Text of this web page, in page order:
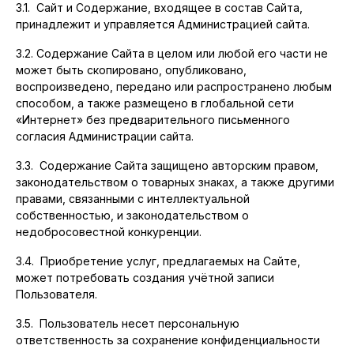
3.1. Сайт и Содержание, входящее в состав Сайта,
принадлежит и управляется Администрацией сайта.
3.2. Содержание Сайта в целом или любой его части не
может быть скопировано, опубликовано,
воспроизведено, передано или распространено любым
способом, а также размещено в глобальной сети
«Интернет» без предварительного письменного
согласия Администрации сайта.
3.3. Содержание Сайта защищено авторским правом,
законодательством о товарных знаках, а также другими
правами, связанными с интеллектуальной
собственностью, и законодательством о
недобросовестной конкуренции.
3.4. Приобретение услуг, предлагаемых на Сайте,
может потребовать создания учётной записи
Пользователя.
3.5. Пользователь несет персональную
ответственность за сохранение конфиденциальности